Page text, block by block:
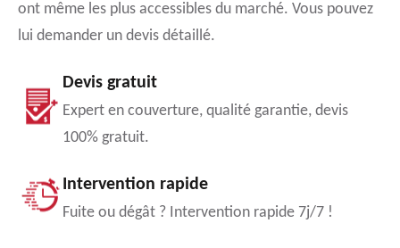
ont même les plus accessibles du marché. Vous pouvez
lui demander un devis détaillé.
Devis gratuit
Expert en couverture, qualité garantie, devis
100% gratuit.
Intervention rapide
Fuite ou dégât ? Intervention rapide 7j/7 !